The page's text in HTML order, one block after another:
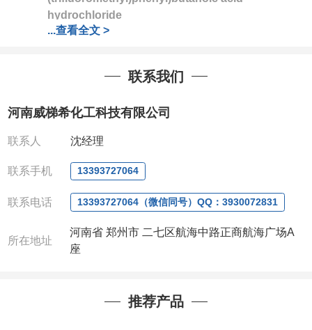
hydrochloride
CAS号：269726-76-3
拥有一批长期从事精细化学品开发和生产的高级
店铺内只有部分产品，如需其他产品也可咨询定制！
产品详细价格、规格等请直接联系：
电话
:13393727064
电或者QQ、微信联系)
款，如果您在工作中有用到的试剂，欢迎您随时联
系。出现质量问题，全额退款，并承担所有运费，欢
,价格好,售后服务更好!!选择阿尔法
...查看全文 >
联系我们
河南威梯希化工科技有限公司
联系人 沈经理
联系手机 13393727064
联系电话 13393727064（微信同号）QQ：3930072831
所在地址
河南省 郑州市 二七区航海中路正商航海广场A
座
推荐产品